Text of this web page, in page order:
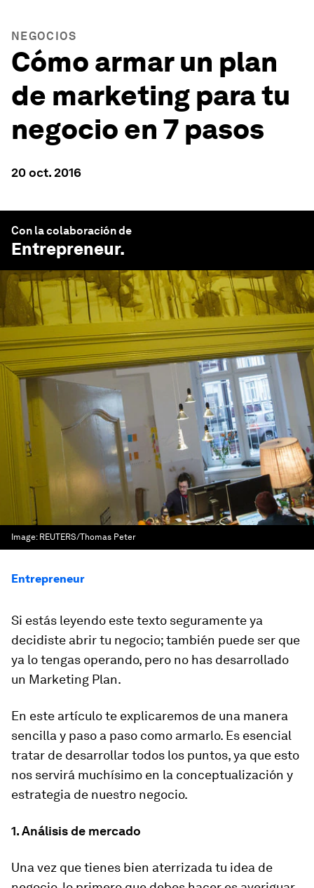
NEGOCIOS
Cómo armar un plan
de marketing para tu
negocio en 7 pasos
20 oct. 2016
Con la colaboración de
Entrepreneur.
Image: REUTERS/Thomas Peter
Entrepreneur
Si estás leyendo este texto seguramente ya
decidiste abrir tu negocio; también puede ser que
ya lo tengas operando, pero no has desarrollado
un Marketing Plan.
En este artículo te explicaremos de una manera
sencilla y paso a paso como armarlo. Es esencial
tratar de desarrollar todos los puntos, ya que esto
nos servirá muchísimo en la conceptualización y
estrategia de nuestro negocio.
1. Análisis de mercado
Una vez que tienes bien aterrizada tu idea de